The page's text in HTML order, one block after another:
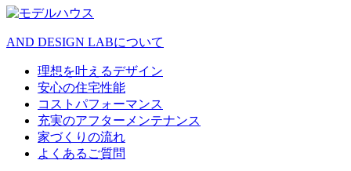
AND DESIGN LABについて
理想を叶えるデザイン
安心の住宅性能
コストパフォーマンス
充実のアフターメンテナンス
家づくりの流れ
よくあるご質問